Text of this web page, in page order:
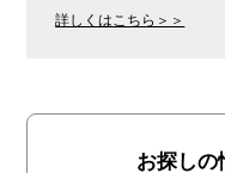
詳しくはこちら＞＞
お探しの